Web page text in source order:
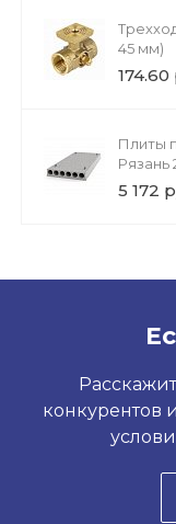
45 мм)
Плиты
Рязань
5 172
конкурентов